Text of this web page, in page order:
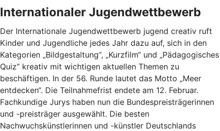
Internationaler Jugendwettbewerb
Der Internationale Jugendwettbewerb jugend creativ ruft
Kinder und Jugendliche jedes Jahr dazu auf, sich in den
Kategorien „Bildgestaltung“, „Kurzfilm“ und „Pädagogisches
Quiz“ kreativ mit wichtigen aktuellen Themen zu
beschäftigen. In der 56. Runde lautet das Motto „Meer
entdecken“. Die Teilnahmefrist endete am 12. Februar.
Fachkundige Jurys haben nun die Bundespreisträgerinnen
und -preisträger ausgewählt. Die besten
Nachwuchskünstlerinnen und -künstler Deutschlands